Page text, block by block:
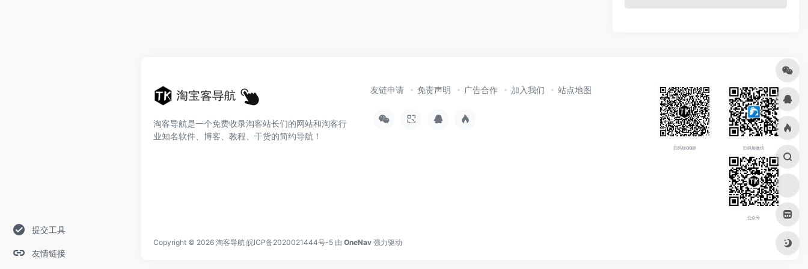
提交工具
友情链接
淘客导航是一个免费收录淘客站长们的网站和淘客行
业知名软件、博客、教程、干货的简约导航！
友链申请 免责声明 广告合作 加入我们 站点地图
扫码加QQ群 扫码加微信
公众号
Copyright © 2026 淘客导航 皖ICP备2020021444号-5 由 OneNav 强力驱动